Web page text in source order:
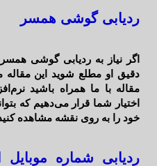
ردیابی گوشی همسر
اگر نیاز به ردیابی گوشی
دقیق او مطلع شوید این
مقاله با ما همراه باشید
اختیار شما قرار می‌دهیم که
خود را به روی نقشه مشاهده
ردیابی شماره موبایل